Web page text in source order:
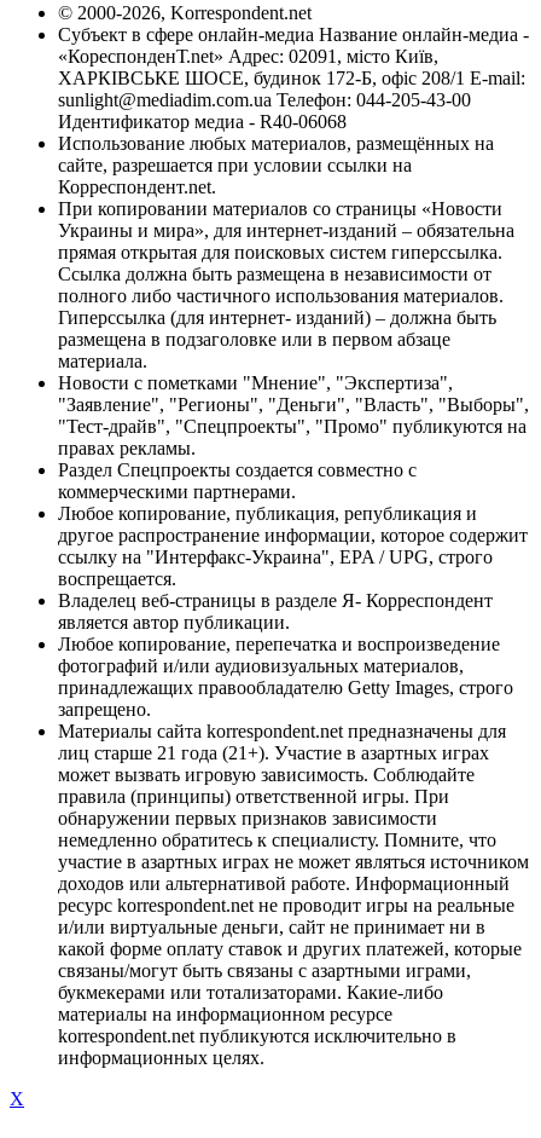
© 2000-2026, Korrespondent.net
Субъект в сфере онлайн-медиа Название онлайн-медиа -
«КореспонденТ.net» Адрес: 02091, місто Київ,
ХАРКІВСЬКЕ ШОСЕ, будинок 172-Б, офіс 208/1 E-mail:
sunlight@mediadim.com.ua Телефон: 044-205-43-00
Идентификатор медиа - R40-06068
Использование любых материалов, размещённых на
сайте, разрешается при условии ссылки на
Корреспондент.net.
При копировании материалов со страницы «Новости
Украины и мира», для интернет-изданий – обязательна
прямая открытая для поисковых систем гиперссылка.
Ссылка должна быть размещена в независимости от
полного либо частичного использования материалов.
Гиперссылка (для интернет- изданий) – должна быть
размещена в подзаголовке или в первом абзаце
материала.
Новости с пометками "Мнение", "Экспертиза",
"Заявление", "Регионы", "Деньги", "Власть", "Выборы",
"Тест-драйв", "Спецпроекты", "Промо" публикуются на
правах рекламы.
Раздел Спецпроекты создается совместно с
коммерческими партнерами.
Любое копирование, публикация, републикация и
другое распространение информации, которое содержит
ссылку на "Интерфакс-Украина", EPA / UPG, строго
воспрещается.
Владелец веб-страницы в разделе Я- Корреспондент
является автор публикации.
Любое копирование, перепечатка и воспроизведение
фотографий и/или аудиовизуальных материалов,
принадлежащих правообладателю Getty Images, строго
запрещено.
Материалы сайта korrespondent.net предназначены для
лиц старше 21 года (21+). Участие в азартных играх
может вызвать игровую зависимость. Соблюдайте
правила (принципы) ответственной игры. При
обнаружении первых признаков зависимости
немедленно обратитесь к специалисту. Помните, что
участие в азартных играх не может являться источником
доходов или альтернативой работе. Информационный
ресурс korrespondent.net не проводит игры на реальные
и/или виртуальные деньги, сайт не принимает ни в
какой форме оплату ставок и других платежей, которые
связаны/могут быть связаны с азартными играми,
букмекерами или тотализаторами. Какие-либо
материалы на информационном ресурсе
korrespondent.net публикуются исключительно в
информационных целях.
X